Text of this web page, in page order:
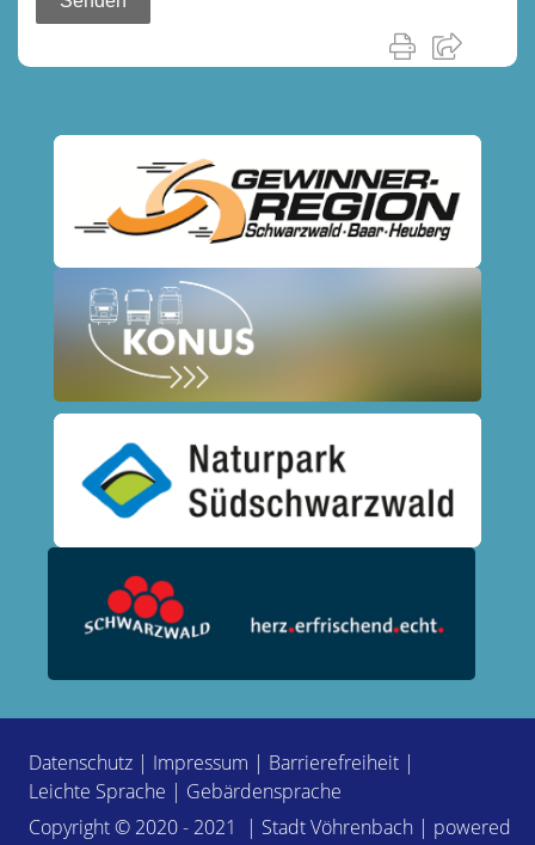
Datenschutz | Impressum | Barrierefreiheit |
Leichte Sprache | Gebärdensprache
Copyright © 2020 - 2021 | Stadt Vöhrenbach | powered